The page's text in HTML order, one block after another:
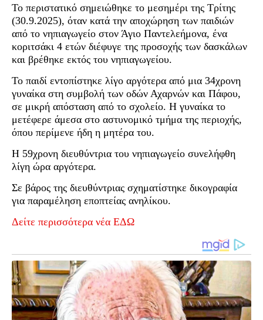
Το περιστατικό σημειώθηκε το μεσημέρι της Τρίτης
(30.9.2025), όταν κατά την αποχώρηση των παιδιών
από το νηπιαγωγείο στον Άγιο Παντελεήμονα, ένα
κοριτσάκι 4 ετών διέφυγε της προσοχής των δασκάλων
και βρέθηκε εκτός του νηπιαγωγείου.
Το παιδί εντοπίστηκε λίγο αργότερα από μια 34χρονη
γυναίκα στη συμβολή των οδών Αχαρνών και Πάφου,
σε μικρή απόσταση από το σχολείο. Η γυναίκα το
μετέφερε άμεσα στο αστυνομικό τμήμα της περιοχής,
όπου περίμενε ήδη η μητέρα του.
Η 59χρονη διευθύντρια του νηπιαγωγείο συνελήφθη
λίγη ώρα αργότερα.
Σε βάρος της διευθύντριας σχηματίστηκε δικογραφία
για παραμέληση εποπτείας ανηλίκου.
Δείτε περισσότερα νέα ΕΔΩ